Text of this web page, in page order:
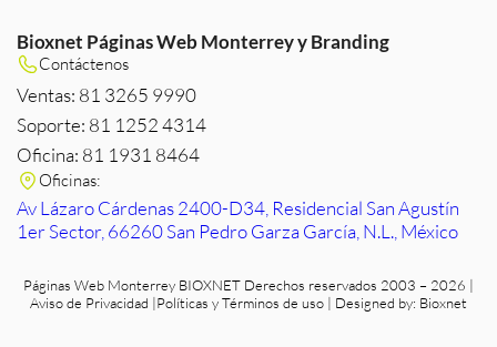
Bioxnet Páginas Web Monterrey y Branding
Contáctenos
Ventas: 81 3265 9990
Soporte: 81 1252 4314
Oficina: 81 1931 8464
Oficinas:
Av Lázaro Cárdenas 2400-D34, Residencial San Agustín
1er Sector, 66260 San Pedro Garza García, N.L., México
Páginas Web Monterrey BIOXNET Derechos reservados 2003 – 2026 |
Aviso de Privacidad |Políticas y Términos de uso | Designed by: Bioxnet